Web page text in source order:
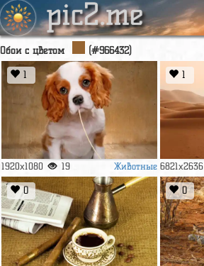
pic2.me
Обои с цветом
(#966432)
1
1920x1080 19 Животные
1
6821x2636
0 0